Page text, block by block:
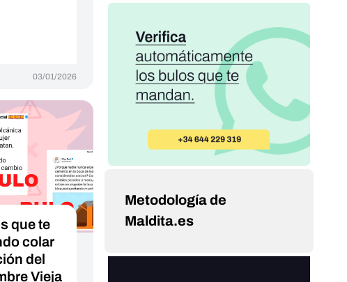
03/01/2026
que te
colar
del
Vieja
Metodología de
Maldita.es